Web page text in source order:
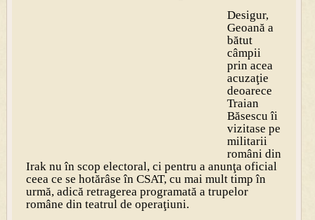
Desigur,
Geoană a
bătut
câmpii
prin acea
acuzaţie
deoarece
Traian
Băsescu îi
vizitase pe
militarii
români din
Irak nu în scop electoral, ci pentru a anunţa oficial
ceea ce se hotărâse în CSAT, cu mai mult timp în
urmă, adică retragerea programată a trupelor
române din teatrul de operaţiuni.